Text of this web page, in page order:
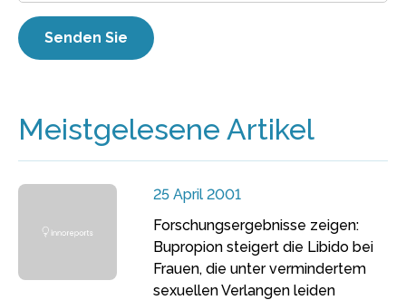
Meistgelesene Artikel
25 April 2001
Forschungsergebnisse zeigen:
Bupropion steigert die Libido bei
Frauen, die unter vermindertem
sexuellen Verlangen leiden